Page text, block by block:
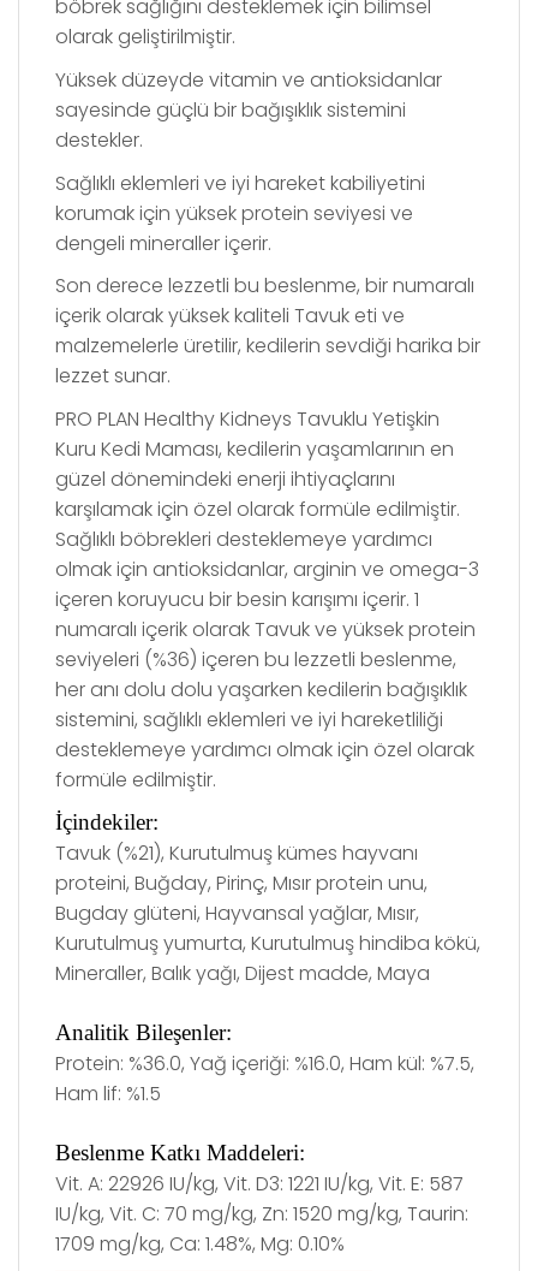
böbrek sağlığını desteklemek için bilimsel
olarak geliştirilmiştir.
Yüksek düzeyde vitamin ve antioksidanlar
sayesinde güçlü bir bağışıklık sistemini
destekler.
Sağlıklı eklemleri ve iyi hareket kabiliyetini
korumak için yüksek protein seviyesi ve
dengeli mineraller içerir.
Son derece lezzetli bu beslenme, bir numaralı
içerik olarak yüksek kaliteli Tavuk eti ve
malzemelerle üretilir, kedilerin sevdiği harika bir
lezzet sunar.
PRO PLAN Healthy Kidneys Tavuklu Yetişkin
Kuru Kedi Maması, kedilerin yaşamlarının en
güzel dönemindeki enerji ihtiyaçlarını
karşılamak için özel olarak formüle edilmiştir.
Sağlıklı böbrekleri desteklemeye yardımcı
olmak için antioksidanlar, arginin ve omega-3
içeren koruyucu bir besin karışımı içerir. 1
numaralı içerik olarak Tavuk ve yüksek protein
seviyeleri (%36) içeren bu lezzetli beslenme,
her anı dolu dolu yaşarken kedilerin bağışıklık
sistemini, sağlıklı eklemleri ve iyi hareketliliği
desteklemeye yardımcı olmak için özel olarak
formüle edilmiştir.
İçindekiler:
Tavuk (%21), Kurutulmuş kümes hayvanı
proteini, Buğday, Pirinç, Mısır protein unu,
Bugday glüteni, Hayvansal yağlar, Mısır,
Kurutulmuş yumurta, Kurutulmuş hindiba kökü,
Mineraller, Balık yağı, Dijest madde, Maya
Analitik Bileşenler:
Protein: %36.0, Yağ içeriği: %16.0, Ham kül: %7.5,
Ham lif: %1.5
Beslenme Katkı Maddeleri:
Vit. A: 22926 IU/kg, Vit. D3: 1221 IU/kg, Vit. E: 587
IU/kg, Vit. C: 70 mg/kg, Zn: 1520 mg/kg, Taurin:
1709 mg/kg, Ca: 1.48%, Mg: 0.10%